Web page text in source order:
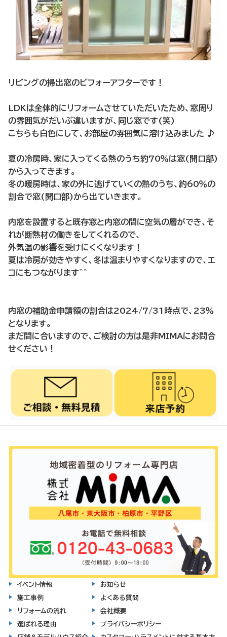
リビングの掃出窓のビフォーアフターです！
LDKは全体的にリフォームさせていただいたため、窓周り
の雰囲気がだいぶ違いますが、同じ窓です(笑)
こちらも白色にして、お部屋の雰囲気に溶け込みました ♪
夏の冷房時、家に入ってくる熱のうち約70％は窓(開口部)
から入ってきます。
冬の暖房時は、家の外に逃げていくの熱のうち、約60％の
割合で窓(開口部)から出ていきます。
内窓を設置すると既存窓と内窓の間に空気の層ができ、そ
れが断熱材の働きをしてくれるので、
外気温の影響を受けにくくなります！
夏は冷房が効きやすく、冬は温まりやすくなりますので、エ
コにもつながります＾＾
内窓の補助金申請額の割合は2024/7/31時点で、23％
となります。
まだ間に合いますので、ご検討の方は是非MIMAにお問合
せください！
イベント情報
施工事例
リフォームの流れ
選ばれる理由
お知らせ
よくある質問
会社概要
プライバシーポリシー